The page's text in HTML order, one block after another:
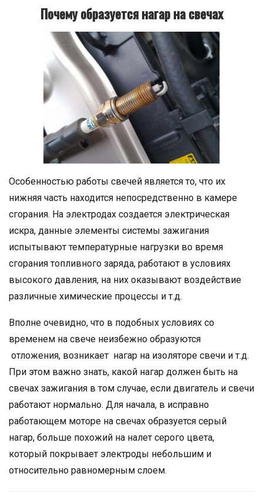
Почему образуется нагар на свечах
Особенностью работы свечей является то, что их
нижняя часть находится непосредственно в камере
сгорания. На электродах создается электрическая
искра, данные элементы системы зажигания
испытывают температурные нагрузки во время
сгорания топливного заряда, работают в условиях
высокого давления, на них оказывают воздействие
различные химические процессы и т.д.
Вполне очевидно, что в подобных условиях со
временем на свече неизбежно образуются
отложения, возникает нагар на изоляторе свечи и т.д.
При этом важно знать, какой нагар должен быть на
свечах зажигания в том случае, если двигатель и свечи
работают нормально. Для начала, в исправно
работающем моторе на свечах образуется серый
нагар, больше похожий на налет серого цвета,
который покрывает электроды небольшим и
относительно равномерным слоем.